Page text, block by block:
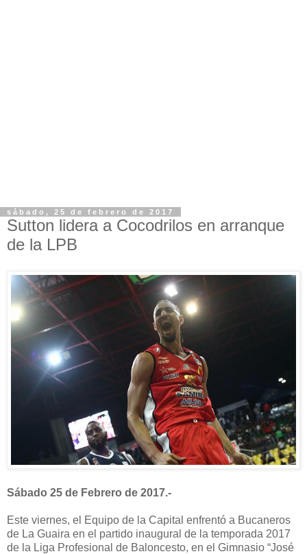
sábado, 25 de febrero de 2017
Sutton lidera a Cocodrilos en arranque
de la LPB
Sábado 25 de Febrero de 2017.-
Este viernes, el Equipo de la Capital enfrentó a Bucaneros
de La Guaira en el partido inaugural de la temporada 2017
de la Liga Profesional de Baloncesto, en el Gimnasio “José